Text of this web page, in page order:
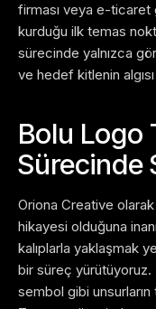
firması veya e-ticaret
kurduğu ilk temas
sürecinde yalnızca
ve hedef kitlenin algısı
Bolu Logo
Sürecinde
Oriona Creative
hikayesi olduğuna
kalıplarla yaklaşmak
bir süreç yürütüyoruz.
sembol gibi